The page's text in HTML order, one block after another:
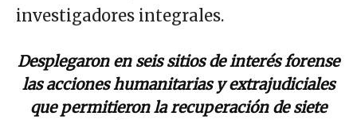
investigadores integrales.
Desplegaron en seis sitios de interés forense
las acciones humanitarias y extrajudiciales
que permitieron la recuperación de siete